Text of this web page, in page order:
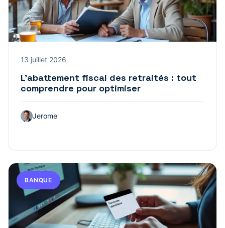
13 juillet 2026
L’abattement fiscal des retraités : tout
comprendre pour optimiser
Jerome
BANQUE